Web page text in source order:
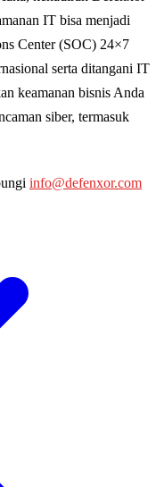
IT bisa menjadi
Center (SOC) 24×7
serta ditangani IT
keamanan bisnis Anda
siber, termasuk
info@defenxor.com